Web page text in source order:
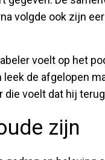
volgde ook zijn
voelt op het
de afgelopen
die voelt dat hij
zijn